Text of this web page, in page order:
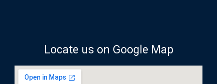
Locate us on Google Map